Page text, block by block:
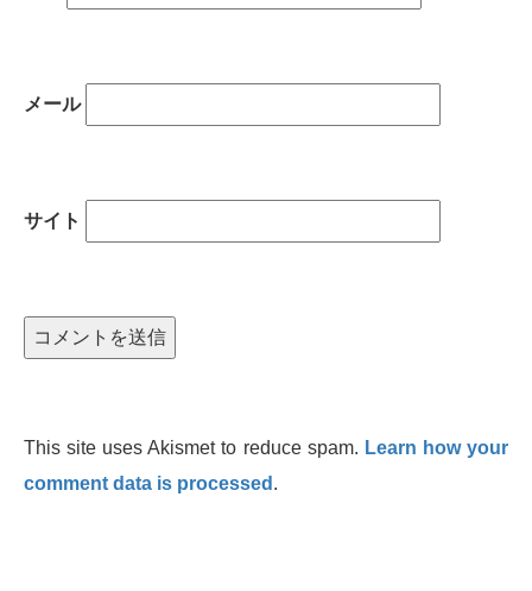
メール
サイト
This site uses Akismet to reduce spam. Learn how your
comment data is processed .